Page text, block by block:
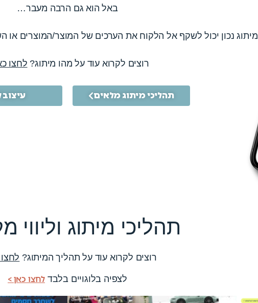
באל הוא גם הרבה מעבר…
מיתוג נכון יכול לשקף אל הלקוח את הערכים של המוצר/המוצרים או
רוצים לקרוא עוד על מהו מיתוג? לחצו
תהליכי מיתוג מלאים עיצוב
תהליכי מיתוג וליווי
רוצים לקרוא עוד על תהליך המיתוג?
לצפיה בלוגויים בלבד לחצו כאן >